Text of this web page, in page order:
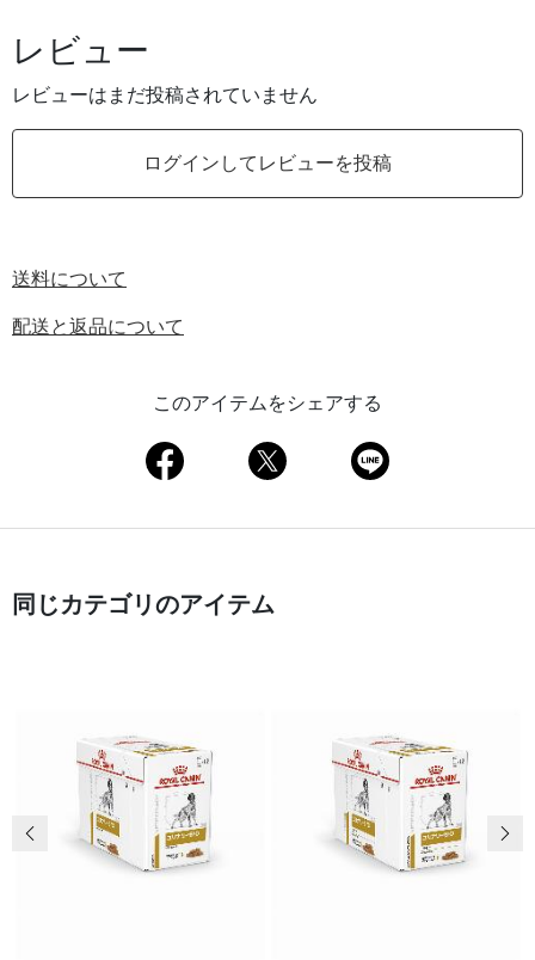
レビュー
レビューはまだ投稿されていません
ログインしてレビューを投稿
送料について
配送と返品について
このアイテムをシェアする
同じカテゴリのアイテム
前の画像 次